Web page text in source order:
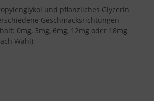
und pflanzliches Glycerin
Geschmacksrichtungen
0mg, 3mg, 6mg, 12mg oder 18mg
Wahl)